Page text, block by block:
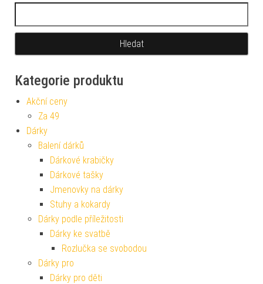
Kategorie produktu
Akční ceny
Za 49
Dárky
Balení dárků
Dárkové krabičky
Dárkové tašky
Jmenovky na dárky
Stuhy a kokardy
Dárky podle příležitosti
Dárky ke svatbě
Rozlučka se svobodou
Dárky pro
Dárky pro děti